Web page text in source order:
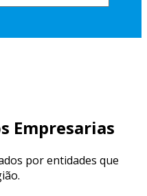
Empresarias
por entidades que